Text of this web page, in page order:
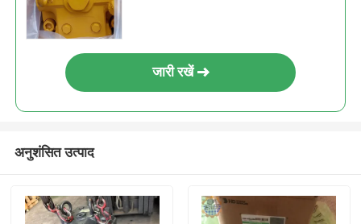
जारी रखें
अनुशंसित उत्पाद